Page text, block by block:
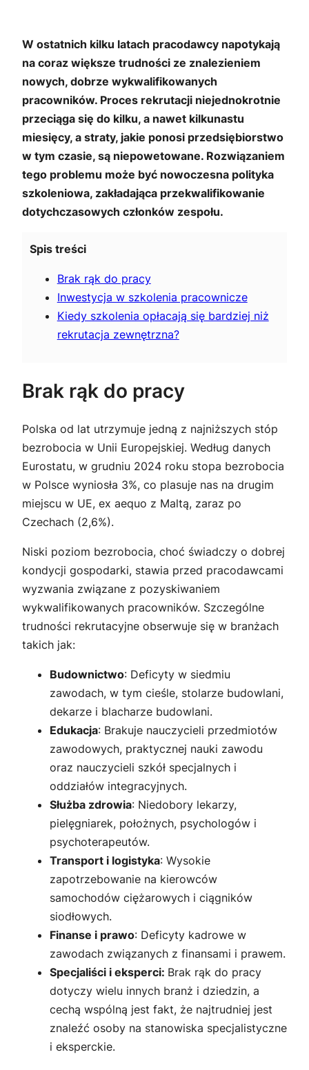
W ostatnich kilku latach pracodawcy napotykają
na coraz większe trudności ze znalezieniem
nowych, dobrze wykwalifikowanych
pracowników. Proces rekrutacji niejednokrotnie
przeciąga się do kilku, a nawet kilkunastu
miesięcy, a straty, jakie ponosi przedsiębiorstwo
w tym czasie, są niepowetowane. Rozwiązaniem
tego problemu może być nowoczesna polityka
szkoleniowa, zakładająca przekwalifikowanie
dotychczasowych członków zespołu.
Spis treści
Brak rąk do pracy
Inwestycja w szkolenia pracownicze
Kiedy szkolenia opłacają się bardziej niż
rekrutacja zewnętrzna?
Brak rąk do pracy
Polska od lat utrzymuje jedną z najniższych stóp
bezrobocia w Unii Europejskiej. Według danych
Eurostatu, w grudniu 2024 roku stopa bezrobocia
w Polsce wyniosła 3%, co plasuje nas na drugim
miejscu w UE, ex aequo z Maltą, zaraz po
Czechach (2,6%).
Niski poziom bezrobocia, choć świadczy o dobrej
kondycji gospodarki, stawia przed pracodawcami
wyzwania związane z pozyskiwaniem
wykwalifikowanych pracowników. Szczególne
trudności rekrutacyjne obserwuje się w branżach
takich jak:
Budownictwo: Deficyty w siedmiu
zawodach, w tym cieśle, stolarze budowlani,
dekarze i blacharze budowlani.
Edukacja: Brakuje nauczycieli przedmiotów
zawodowych, praktycznej nauki zawodu
oraz nauczycieli szkół specjalnych i
oddziałów integracyjnych.
Służba zdrowia: Niedobory lekarzy,
pielęgniarek, położnych, psychologów i
psychoterapeutów.
Transport i logistyka: Wysokie
zapotrzebowanie na kierowców
samochodów ciężarowych i ciągników
siodłowych.
Finanse i prawo: Deficyty kadrowe w
zawodach związanych z finansami i prawem.
Specjaliści i eksperci: Brak rąk do pracy
dotyczy wielu innych branż i dziedzin, a
cechą wspólną jest fakt, że najtrudniej jest
znaleźć osoby na stanowiska specjalistyczne
i eksperckie.